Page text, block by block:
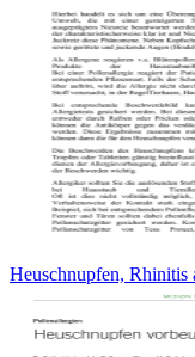
Heuschnupfen, Rhinitis